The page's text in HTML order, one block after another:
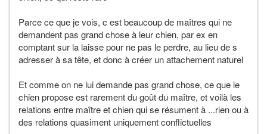
Parce ce que je vois, c est beaucoup de maîtres qui ne
demandent pas grand chose à leur chien, par ex en
comptant sur la laisse pour ne pas le perdre, au lieu de s
adresser à sa tête, et donc à créer un attachement naturel
Et comme on ne lui demande pas grand chose, ce que le
chien propose est rarement du goût du maître, et voilà les
relations entre maître et chien qui se résument à ...rien ou à
des relations quasiment uniquement conflictuelles